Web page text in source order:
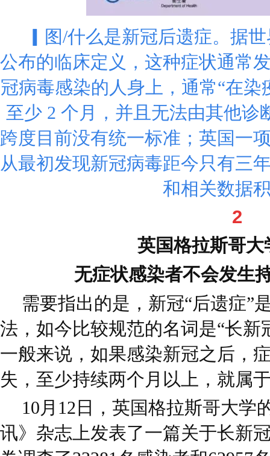
▎图/什么是新冠后遗症。据
公布的临床定义，这种症状通常
冠病毒感染的人身上，通常“在
至少 2 个月，并且无法由其他诊
跨度目前没有统一标准；英国一
从最初发现新冠病毒距今只有三
和相关数据
2
英国格拉斯哥大
无症状感染者不会发生
需要指出的是，新冠“后遗症”
法，如今比较规范的名词是“长新
一般来说，如果感染新冠之后，
失，至少持续两个月以上，就属
10月12日，英国格拉斯哥大学
讯》杂志上发表了一篇关于长新